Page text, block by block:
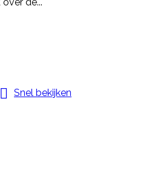
 Snel bekijken